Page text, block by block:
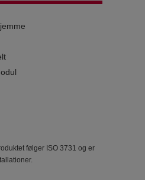
følger ISO 3731 og er